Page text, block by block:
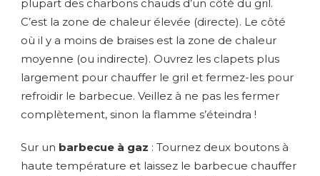
plupart des charbons chauds d’un côté du gril.
C’est la zone de chaleur élevée (directe). Le côté
où il y a moins de braises est la zone de chaleur
moyenne (ou indirecte). Ouvrez les clapets plus
largement pour chauffer le gril et fermez-les pour
refroidir le barbecue. Veillez à ne pas les fermer
complètement, sinon la flamme s’éteindra !
Sur un barbecue à gaz : Tournez deux boutons à
haute température et laissez le barbecue chauffer